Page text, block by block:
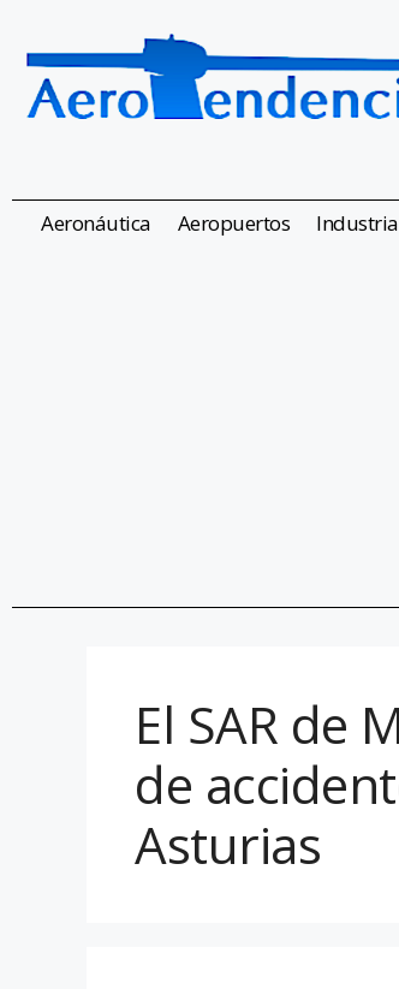
Aeronáutica Aeropuertos Industria
El SAR de
de
Asturias